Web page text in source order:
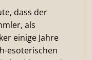
dass der
als
einige Jahre
esoterischen